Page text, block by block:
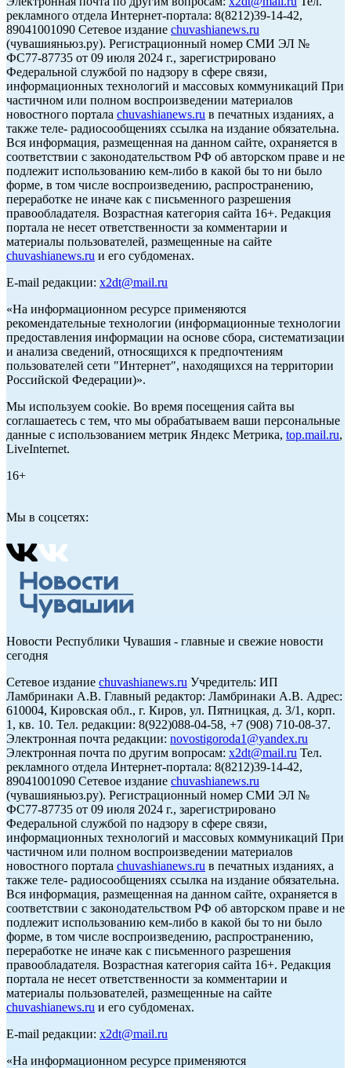
рекламного отдела Интернет-портала: 8(8212)39-14-42,
89041001090 Сетевое издание chuvashianews.ru
(чувашияньюз.ру). Регистрационный номер СМИ ЭЛ №
ФС77-87735 от 09 июля 2024 г., зарегистрировано
Федеральной службой по надзору в сфере связи,
информационных технологий и массовых коммуникаций При
частичном или полном воспроизведении материалов
новостного портала chuvashianews.ru в печатных изданиях, а
также теле- радиосообщениях ссылка на издание обязательна.
Вся информация, размещенная на данном сайте, охраняется в
соответствии с законодательством РФ об авторском праве и не
подлежит использованию кем-либо в какой бы то ни было
форме, в том числе воспроизведению, распространению,
переработке не иначе как с письменного разрешения
правообладателя. Возрастная категория сайта 16+. Редакция
портала не несет ответственности за комментарии и
материалы пользователей, размещенные на сайте
chuvashianews.ru и его субдоменах.
E-mail редакции: x2dt@mail.ru
«На информационном ресурсе применяются
рекомендательные технологии (информационные технологии
предоставления информации на основе сбора, систематизации
и анализа сведений, относящихся к предпочтениям
пользователей сети "Интернет", находящихся на территории
Российской Федерации)».
Мы используем cookie. Во время посещения сайта вы
соглашаетесь с тем, что мы обрабатываем ваши персональные
данные с использованием метрик Яндекс Метрика, top.mail.ru,
LiveInternet.
16+
Мы в соцсетях:
Новости Республики Чувашия - главные и свежие новости
сегодня
Сетевое издание chuvashianews.ru Учредитель: ИП
Ламбринаки А.В. Главный редактор: Ламбринаки А.В. Адрес:
610004, Кировская обл., г. Киров, ул. Пятницкая, д. 3/1, корп.
1, кв. 10. Тел. редакции: 8(922)088-04-58, +7 (908) 710-08-37.
Электронная почта редакции: novostigoroda1@yandex.ru
Электронная почта по другим вопросам: x2dt@mail.ru Тел.
рекламного отдела Интернет-портала: 8(8212)39-14-42,
89041001090 Сетевое издание chuvashianews.ru
(чувашияньюз.ру). Регистрационный номер СМИ ЭЛ №
ФС77-87735 от 09 июля 2024 г., зарегистрировано
Федеральной службой по надзору в сфере связи,
информационных технологий и массовых коммуникаций При
частичном или полном воспроизведении материалов
новостного портала chuvashianews.ru в печатных изданиях, а
также теле- радиосообщениях ссылка на издание обязательна.
Вся информация, размещенная на данном сайте, охраняется в
соответствии с законодательством РФ об авторском праве и не
подлежит использованию кем-либо в какой бы то ни было
форме, в том числе воспроизведению, распространению,
переработке не иначе как с письменного разрешения
правообладателя. Возрастная категория сайта 16+. Редакция
портала не несет ответственности за комментарии и
материалы пользователей, размещенные на сайте
chuvashianews.ru и его субдоменах.
E-mail редакции: x2dt@mail.ru
«На информационном ресурсе применяются